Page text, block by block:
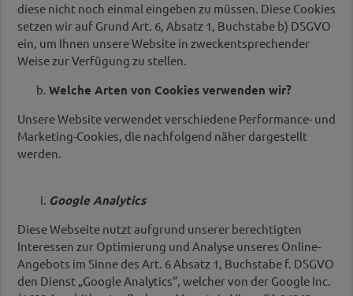
diese nicht noch einmal eingeben zu müssen. Diese Cookies
setzen wir auf Grund Art. 6, Absatz 1, Buchstabe b) DSGVO
ein, um Ihnen unsere Website in zweckentsprechender
Weise zur Verfügung zu stellen.
Welche Arten von Cookies verwenden wir?
Unsere Website verwendet verschiedene Performance- und
Marketing-Cookies, die nachfolgend näher dargestellt
werden.
Google Analytics
Diese Webseite nutzt aufgrund unserer berechtigten
Interessen zur Optimierung und Analyse unseres Online-
Angebots im Sinne des Art. 6 Absatz 1, Buchstabe f. DSGVO
den Dienst „Google Analytics“, welcher von der Google Inc.